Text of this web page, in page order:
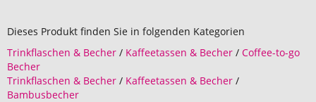
Dieses Produkt finden Sie in folgenden Kategorien
Trinkflaschen & Becher / Kaffeetassen & Becher / Coffee-to-go
Becher
Trinkflaschen & Becher / Kaffeetassen & Becher /
Bambusbecher